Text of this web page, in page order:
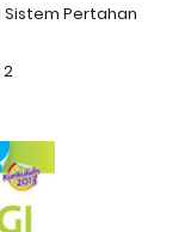
Pertahan